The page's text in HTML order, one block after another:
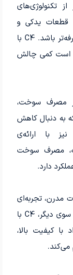
تکنولوژی‌های
قطعات یدکی و
هزینه‌های نگهداری کمی مقرون به صرفه‌تر باشد. C4 با
است کمی چالش
در مصرف سوخت،
به دنبال کاهش
هزینه‌های سوخت هستند. C4 نیز با ارائه‌ی
مصرف سوخت
دارد.
مدرن، تجربه‌ای
لذت‌بخش از رانندگی ارائه می‌دهد. از سوی دیگر، C4 با
با کیفیت بالا،
می‌کند.